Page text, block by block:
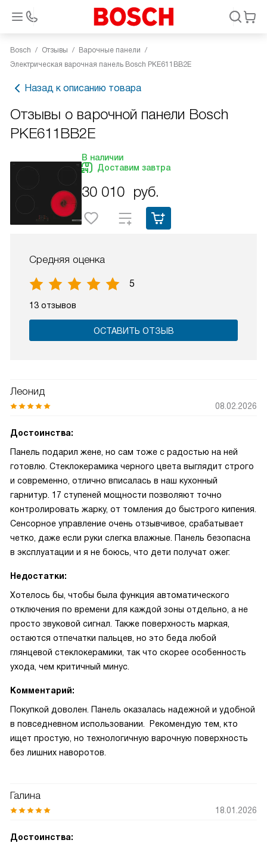
Bosch Отзывы
Варочные панели
Электрическая варочная панель Bosch PKE611BB2E
Назад к описанию товара
Отзывы о варочной панели Bosch
PKE611BB2E
В наличии
Доставим завтра
30 010 руб.
Средняя оценка
5
13 отзывов
ОСТАВИТЬ ОТЗЫВ
Леонид
08.02.2026
Достоинства:
Панель подарил жене, но сам тоже с радостью на ней
готовлю. Стеклокерамика черного цвета выглядит строго
и современно, отлично вписалась в наш кухонный
гарнитур. 17 ступеней мощности позволяют точно
контролировать жарку, от томления до быстрого кипения.
Сенсорное управление очень отзывчивое, срабатывает
четко, даже если руки слегка влажные. Панель безопасна
в эксплуатации и я не боюсь, что дети получат ожег.
Недостатки:
Хотелось бы, чтобы была функция автоматического
отключения по времени для каждой зоны отдельно, а не
просто звуковой сигнал. Также поверхность маркая,
остаются отпечатки пальцев, но это беда любой
глянцевой стеклокерамики, так что скорее особенность
ухода, чем критичный минус.
Комментарий:
Покупкой доволен. Панель оказалась надежной и удобной
в повседневном использовании. Рекомендую тем, кто
ищет простую, но технологичную варочную поверхность
без лишних наворотов.
Галина
18.01.2026
Достоинства: